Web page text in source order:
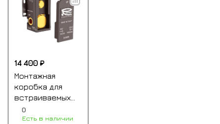
14 400 ₽
Монтажная
коробка для
встраиваемых
смесителей на 1-
2 выхода (для
0
Есть в наличии